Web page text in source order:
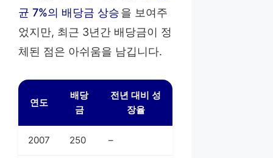
균 7%의 배당금 상승을 보여주
었지만, 최근 3년간 배당금이 정
체된 점은 아쉬움을 남깁니다.
연도
배당
금
전년 대비 성
장율
2007 250 –